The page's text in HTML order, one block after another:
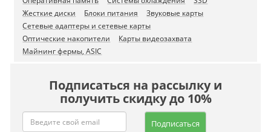
Жесткие диски
Блоки питания
Звуковые карты
Сетевые адаптеры и сетевые карты
Оптические накопители
Карты видеозахвата
Майнинг фермы, ASIC
Подписаться на рассылку и
получить скидку до 10%
Подписаться